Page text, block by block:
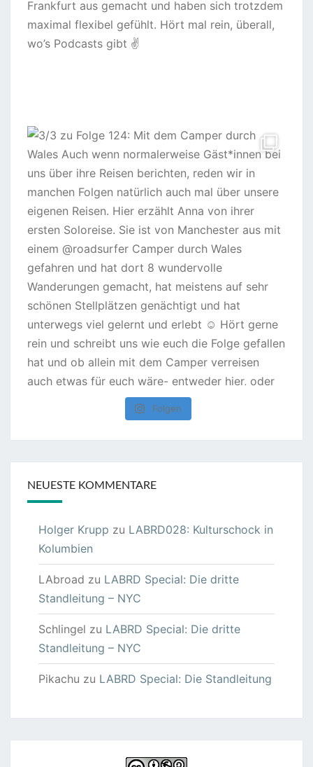
Folgen
NEUESTE KOMMENTARE
Holger Krupp zu LABRD028: Kulturschock in
Kolumbien
LAbroad zu LABRD Special: Die dritte
Standleitung – NYC
Schlingel zu LABRD Special: Die dritte
Standleitung – NYC
Pikachu zu LABRD Special: Die Standleitung